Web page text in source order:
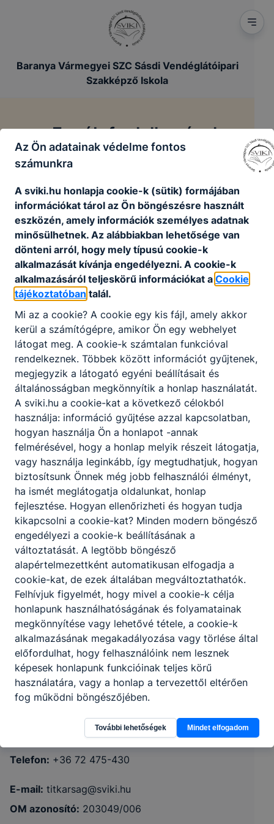
Baranya Vármegyei SZC Sásdi Vendéglátóipari
Szakképző Iskola
Egyéb foglalkozások
/
Feltöltés alatt...
Partnereink
Baranya Vármegyei SZC Sásdi
Vendéglátóipari Szakképző Iskola
7370 Sásd, Kossuth Lajos utca 2.
KRÉTA
Telefon: +36 72 475-430
E-mail: titkarsag@sviki.hu
OM azonosító: 203049/006
Az Ön adatainak védelme fontos
számunkra
A sviki.hu honlapja cookie-k (sütik) formájában
információkat tárol az Ön böngészésre használt
eszközén, amely információk személyes adatnak
minősülhetnek. Az alábbiakban lehetősége van
dönteni arról, hogy mely típusú cookie-k
alkalmazását kívánja engedélyezni. A cookie-k
alkalmazásáról teljeskörű információkat a Cookie
tájékoztatóban talál.
Mi az a cookie? A cookie egy kis fájl, amely akkor
kerül a számítógépre, amikor Ön egy webhelyet
látogat meg. A cookie-k számtalan funkcióval
rendelkeznek. Többek között információt gyűjtenek,
megjegyzik a látogató egyéni beállításait és
általánosságban megkönnyítik a honlap használatát.
A sviki.hu a cookie-kat a következő célokból
használja: információ gyűjtése azzal kapcsolatban,
hogyan használja Ön a honlapot -annak
felmérésével, hogy a honlap melyik részeit látogatja,
vagy használja leginkább, így megtudhatjuk, hogyan
biztosítsunk Önnek még jobb felhasználói élményt,
ha ismét meglátogatja oldalunkat, honlap
fejlesztése. Hogyan ellenőrizheti és hogyan tudja
kikapcsolni a cookie-kat? Minden modern böngésző
engedélyezi a cookie-k beállításának a
változtatását. A legtöbb böngésző
alapértelmezettként automatikusan elfogadja a
cookie-kat, de ezek általában megváltoztathatók.
Felhívjuk figyelmét, hogy mivel a cookie-k célja
honlapunk használhatóságának és folyamatainak
megkönnyítése vagy lehetővé tétele, a cookie-k
alkalmazásának megakadályozása vagy törlése által
előfordulhat, hogy felhasználóink nem lesznek
képesek honlapunk funkcióinak teljes körű
használatára, vagy a honlap a tervezettől eltérően
fog működni böngészőjében.
További lehetőségek Mindet elfogadom